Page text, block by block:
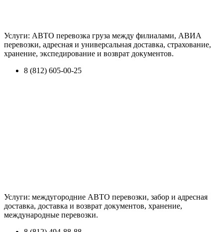
Услуги: АВТО перевозка груза между филиалами, АВИА
перевозки, адресная и универсальная доставка, страхование,
хранение, экспедирование и возврат документов.
8 (812) 605-00-25
Услуги: междугородние АВТО перевозки, забор и адресная
доставка, доставка и возврат документов, хранение,
международные перевозки.